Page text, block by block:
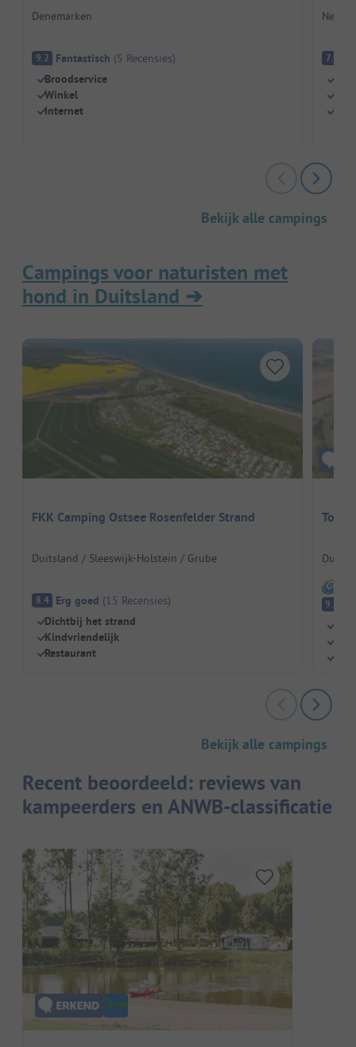
Denemarken
9.2 Fantastisch (5 Recensies)
Broodservice
Winkel
Internet
7.9
Bekijk alle campings
Campings voor naturisten met
hond in Duitsland ➔
FKK Camping Ostsee Rosenfelder Strand
Duitsland / Sleeswijk-Holstein / Grube
8.4 Erg goed (15 Recensies)
Dichtbij het strand
Kindvriendelijk
Restaurant
9.1
Bekijk alle campings
Recent beoordeeld: reviews van
kampeerders en ANWB-classificatie